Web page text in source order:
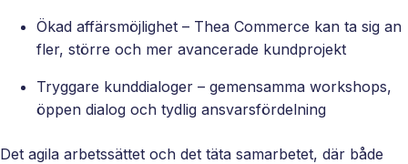
Ökad affärsmöjlighet – Thea Commerce kan ta sig an
fler, större och mer avancerade kundprojekt
Tryggare kunddialoger – gemensamma workshops,
öppen dialog och tydlig ansvarsfördelning
Det agila arbetssättet och det täta samarbetet, där både